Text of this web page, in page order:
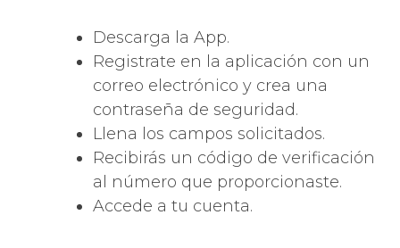
Descarga la App.
Registrate en la aplicación con un
correo electrónico y crea una
contraseña de seguridad.
Llena los campos solicitados.
Recibirás un código de verificación
al número que proporcionaste.
Accede a tu cuenta.